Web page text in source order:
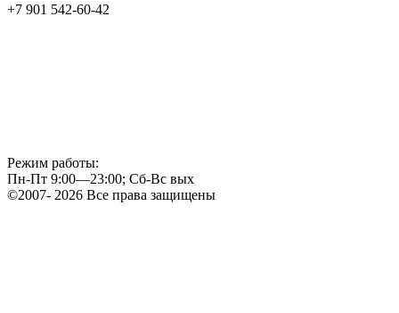
+7 901 542-60-42
Режим работы:
Пн-Пт 9:00—23:00; Сб-Вс вых
©2007- 2026 Все права защищены